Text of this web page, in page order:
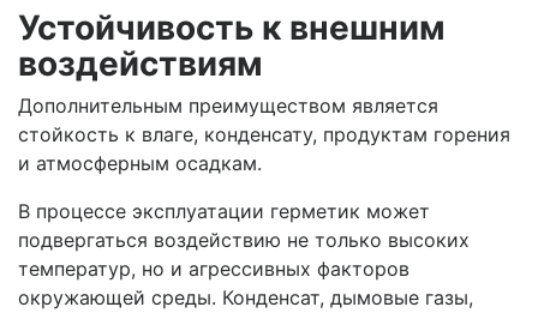
Устойчивость к внешним
воздействиям
Дополнительным преимуществом является
стойкость к влаге, конденсату, продуктам горения
и атмосферным осадкам.
В процессе эксплуатации герметик может
подвергаться воздействию не только высоких
температур, но и агрессивных факторов
окружающей среды. Конденсат, дымовые газы,